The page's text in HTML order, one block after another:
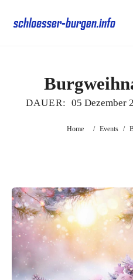
DAUER: 05 Dezember
Home / Events /